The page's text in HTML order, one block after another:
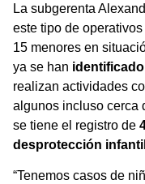
La subgerenta
este tipo de
15 menores en
ya se han
realizan actividades
algunos incluso cerca
se tiene el registro de
desprotección infantil
“Tenemos casos de